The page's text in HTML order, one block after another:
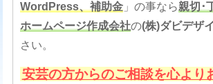
WordPress、補助金」の事なら親切･
ホームページ作成会社の(株)ダビデザ
さい。
安芸の方からのご相談を心より